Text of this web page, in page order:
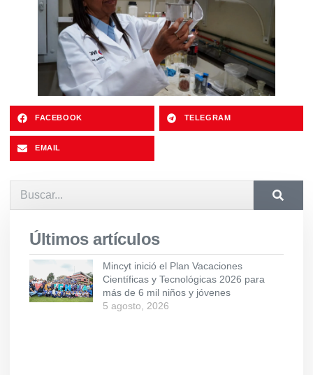
FACEBOOK TELEGRAM
EMAIL
Últimos artículos
Mincyt inició el Plan Vacaciones
Científicas y Tecnológicas 2026 para
más de 6 mil niños y jóvenes
5 agosto, 2026